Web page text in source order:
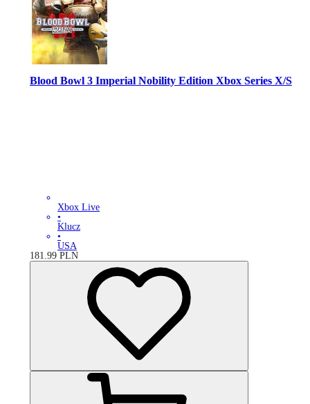
Blood Bowl 3 Imperial Nobility Edition Xbox Series X/S
Xbox Live
•
Klucz
•
USA
181.99 PLN